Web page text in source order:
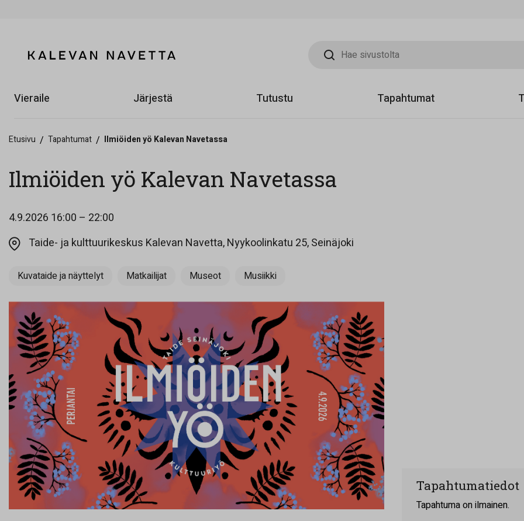
Hae sivustolta
Vieraile Järjestä Tutustu Tapahtumat
Etusivu / Tapahtumat / Ilmiöiden yö Kalevan Navetassa
Ilmiöiden yö Kalevan Navetassa
4.9.2026 16:00 – 22:00
Taide- ja kulttuurikeskus Kalevan Navetta, Nyykoolinkatu 25, Seinäjoki
Kuvataide ja näyttelyt Matkailijat Museot Musiikki
Tapahtumatiedot
Tapahtuma on ilmainen.